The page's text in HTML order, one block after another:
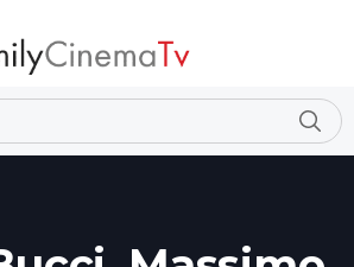
Bucci. Massimo Popolizio